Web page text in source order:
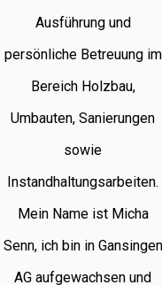
Ausführung und
persönliche Betreuung im
Bereich Holzbau,
Umbauten, Sanierungen
sowie
Instandhaltungsarbeiten.
Mein Name ist Micha
Senn, ich bin in Gansingen
AG aufgewachsen und